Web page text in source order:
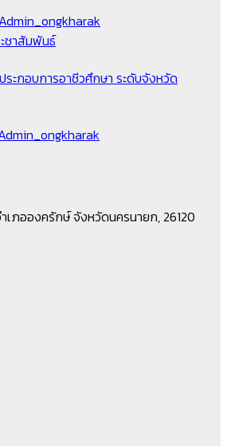
Admin_ongkharak
ชาสัมพันธ์
ระกอบการอาชีวศึกษา ระดับจังหวัด
เภอองครักษ์ จังหวัดนครนายก, 26120